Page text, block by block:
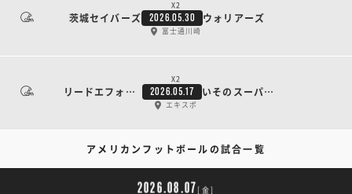
X2
茨城セイバーズ 2026.05.30 ウォリアーズ
富士通川崎
X2
リードエフォート 2026.05.17 いそのスーパースターズ
エキスポ
アメリカンフットボールの試合一覧
2026.08.07 [金]